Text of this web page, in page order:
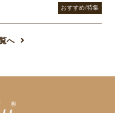
おすすめ/特集
へ